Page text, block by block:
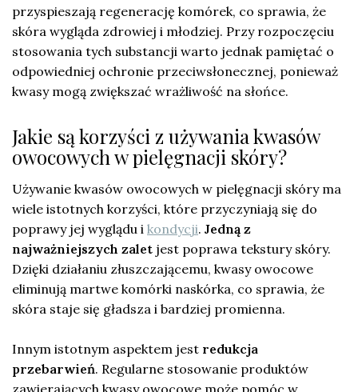
przyspieszają regenerację komórek, co sprawia, że
skóra wygląda zdrowiej i młodziej. Przy rozpoczęciu
stosowania tych substancji warto jednak pamiętać o
odpowiedniej ochronie przeciwsłonecznej, ponieważ
kwasy mogą zwiększać wrażliwość na słońce.
Jakie są korzyści z używania kwasów
owocowych w pielęgnacji skóry?
Używanie kwasów owocowych w pielęgnacji skóry ma
wiele istotnych korzyści, które przyczyniają się do
poprawy jej wyglądu i kondycji. Jedną z
najważniejszych zalet jest poprawa tekstury skóry.
Dzięki działaniu złuszczającemu, kwasy owocowe
eliminują martwe komórki naskórka, co sprawia, że
skóra staje się gładsza i bardziej promienna.
Innym istotnym aspektem jest redukcja
przebarwień. Regularne stosowanie produktów
zawierających kwasy owocowe może pomóc w